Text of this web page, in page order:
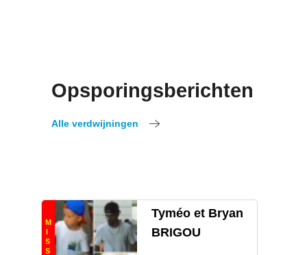
Opsporingsberichten
Alle verdwijningen
M
I
S
S
Tyméo et Bryan
BRIGOU